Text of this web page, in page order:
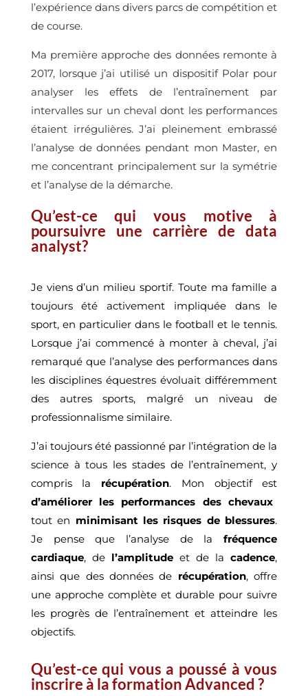
l’expérience dans divers parcs de compétition et
de course.
Ma première approche des données remonte à
2017, lorsque j’ai utilisé un dispositif Polar pour
analyser les effets de l’entraînement par
intervalles sur un cheval dont les performances
étaient irrégulières. J’ai pleinement embrassé
l’analyse de données pendant mon Master, en
me concentrant principalement sur la symétrie
et l’analyse de la démarche.
Qu’est-ce qui vous motive à
poursuivre une carrière de data
analyst?
Je viens d’un milieu sportif. Toute ma famille a
toujours été activement impliquée dans le
sport, en particulier dans le football et le tennis.
Lorsque j’ai commencé à monter à cheval, j’ai
remarqué que l’analyse des performances dans
les disciplines équestres évoluait différemment
des autres sports, malgré un niveau de
professionnalisme similaire.
J’ai toujours été passionné par l’intégration de la
science à tous les stades de l’entraînement, y
compris la récupération. Mon objectif est
d’améliorer les performances des chevaux
tout en minimisant les risques de blessures.
Je pense que l’analyse de la fréquence
cardiaque, de l’amplitudeet de lacadence,
ainsi que des données de récupération, offre
une approche complète et durable pour suivre
les progrès de l’entraînement et atteindre les
objectifs.
Qu’est-ce qui vous a poussé à vous
inscrire à la formation Advanced ?